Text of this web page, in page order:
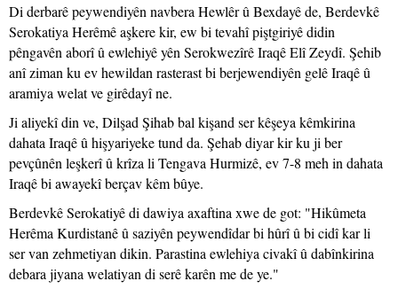
Di derbarê peywendiyên navbera Hewlêr û Bexdayê de, Berdevkê
Serokatiya Herêmê aşkere kir, ew bi tevahî piştgiriyê didin
pêngavên aborî û ewlehiyê yên Serokwezîrê Iraqê Elî Zeydî. Şehib
anî ziman ku ev hewildan rasterast bi berjewendiyên gelê Iraqê û
aramiya welat ve girêdayî ne.
Ji aliyekî din ve, Dilşad Şihab bal kişand ser kêşeya kêmkirina
dahata Iraqê û hişyariyeke tund da. Şehab diyar kir ku ji ber
pevçûnên leşkerî û krîza li Tengava Hurmizê, ev 7-8 meh in dahata
Iraqê bi awayekî berçav kêm bûye.
Berdevkê Serokatiyê di dawiya axaftina xwe de got: "Hikûmeta
Herêma Kurdistanê û saziyên peywendîdar bi hûrî û bi cidî kar li
ser van zehmetiyan dikin. Parastina ewlehiya civakî û dabînkirina
debara jiyana welatiyan di serê karên me de ye."